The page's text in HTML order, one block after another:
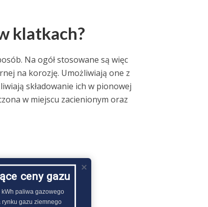
klatkach?
Na ogół stosowane są więc
na korozję. Umożliwiają one z
składowanie ich w pionowej
w miejscu zacienionym oraz
ceny gazu
paliwa gazowego
gazu ziemnego